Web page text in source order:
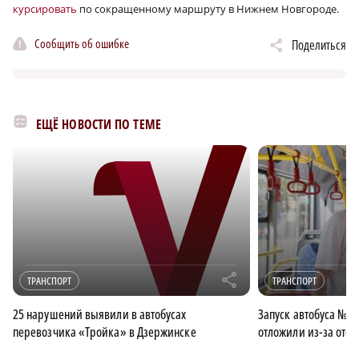
курсировать по сокращенному маршруту в Нижнем Новгороде.
Сообщить об ошибке Поделиться
ЕЩЁ НОВОСТИ ПО ТЕМЕ
ТРАНСПОРТ r
25 нарушений выявили в автобусах
перевозчика «Тройка» в Дзержинске
ТРАНСПОРТ
Запуск автобуса
отложили из-за